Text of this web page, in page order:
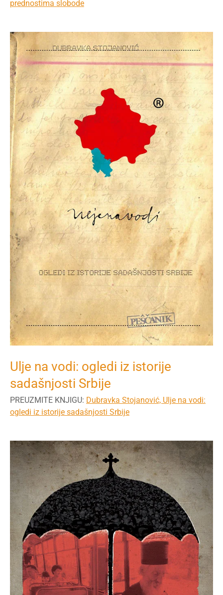
prednostima slobode
Ulje na vodi: ogledi iz istorije
sadašnjosti Srbije
PREUZMITE KNJIGU: Dubravka Stojanović, Ulje na vodi:
ogledi iz istorije sadašnjosti Srbije